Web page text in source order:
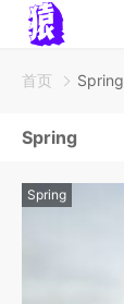
首页 Spring
Spring
Spring